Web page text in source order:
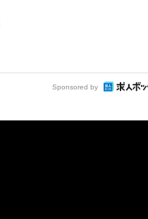
Sponsored by